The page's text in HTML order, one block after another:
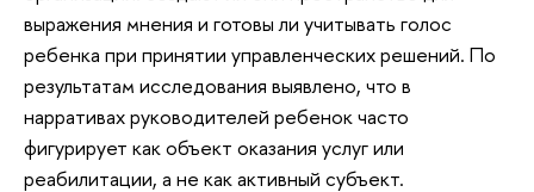
выражения мнения и готовы ли учитывать голос
ребенка при принятии управленческих решений. По
результатам исследования выявлено, что в
нарративах руководителей ребенок часто
фигурирует как объект оказания услуг или
реабилитации, а не как активный субъект.